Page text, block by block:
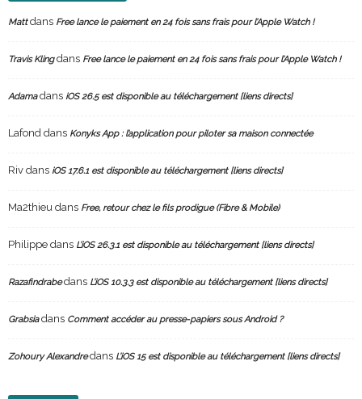
Mattdans Free lance le paiement en 24 fois sans frais pour l’Apple Watch !
Travis Klingdans Free lance le paiement en 24 fois sans frais pour l’Apple Watch !
Adamadans iOS 26.5 est disponible au téléchargement [liens directs]
Lafond dans Konyks App : l’application pour piloter sa maison connectée
Riv dans iOS 17.6.1 est disponible au téléchargement [liens directs]
Ma2thieu dans Free, retour chez le fils prodigue (Fibre & Mobile)
Philippe dans L’iOS 26.3.1 est disponible au téléchargement [liens directs]
Razafindrabedans L’iOS 10.3.3 est disponible au téléchargement [liens directs]
Grabsiadans Comment accéder au presse-papiers sous Android ?
Zohoury Alexandredans L’iOS 15 est disponible au téléchargement [liens directs]